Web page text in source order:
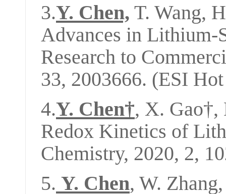
3.Y. Chen, T. Wang,
Advances in Lithium-
Research to
33, 2003666. (ESI
4.Y. Chen†, X. Gao†,
Redox Kinetics of
Chemistry, 2020, 2,
5. Y. Chen, W.